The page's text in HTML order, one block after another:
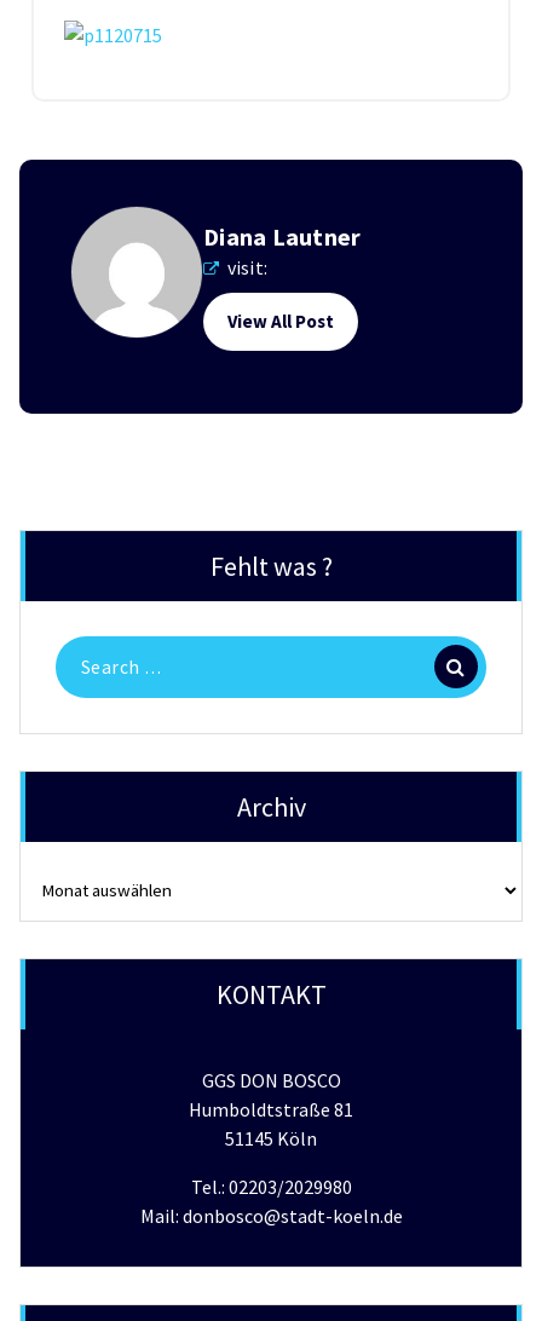
Diana Lautner
visit:
View All Post
Fehlt was ?
Search
for:
Archiv
KONTAKT
GGS DON BOSCO
Humboldtstraße 81
51145 Köln
Tel.: 02203/2029980
Mail: donbosco@stadt-koeln.de